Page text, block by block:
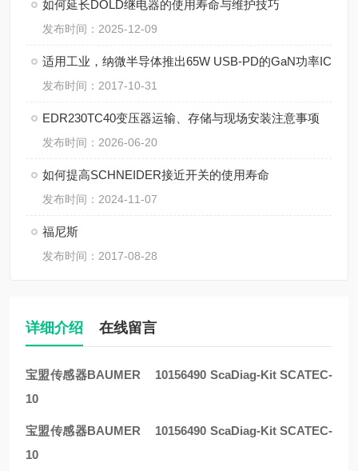
如何延长DOLD继电器的使用寿命与维护技巧
发布时间：2025-12-09
适用工业，纳微半导体推出65W USB-PD的GaN功率IC
发布时间：2017-10-31
EDR230TC40变压器运输、存储与现场安装注意事项
发布时间：2026-06-20
如何提高SCHNEIDER接近开关的使用寿命
发布时间：2024-11-07
福尼斯
发布时间：2017-08-28
详细介绍 在线留言
宝盟传感器BAUMER 10156490 ScaDiag-Kit SCATEC-
10
宝盟传感器BAUMER 10156490 ScaDiag-Kit SCATEC-
10